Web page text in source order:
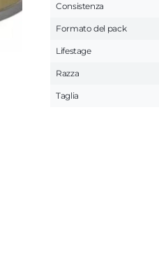
Consistenza
Formato del pack
Lifestage
Razza
Taglia